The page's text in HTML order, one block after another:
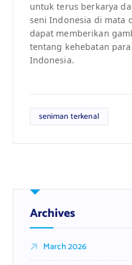
untuk terus berkarya
seni Indonesia di mata
dapat memberikan
tentang kehebatan
Indonesia.
seniman terkenal
Archives
March 2026